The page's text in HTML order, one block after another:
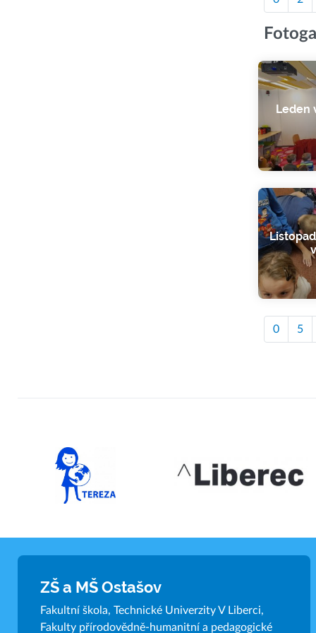
Leden
0 5
ZŠ a MŠ Ostašov
Fakultní škola, Technické Univerzity V Liberci,
Fakulty přírodovědně-humanitní a pedagogické